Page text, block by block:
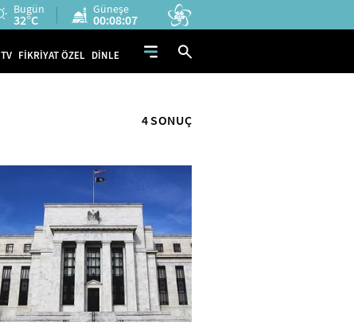
Bugün
32°C
Güneşe
00:08:06
FİKRİYAT ÖZEL DİNLE
4 SONUÇ